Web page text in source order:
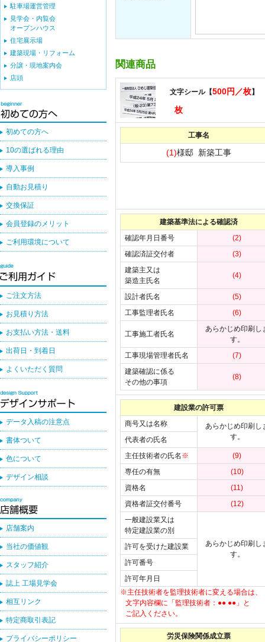
関連商品
文字シール【500円／枚】
枚
工事名
(1)様邸 新築工事
建築基準法による確認済
確認年月日番号
(2)
確認済証交付者
(3)
建築主又は
築造主氏名
(4)
設計者氏名
(5)
工事監理者氏名
(6)
工事施工者氏名
あらかじめ印刷し
す。
工事現場管理者氏名
(7)
建築確認に係る
その他の事項
(8)
建設業の許可票
商号又は名称
あらかじめ印刷し
す。
代表者の氏名
主任技術者の氏名 ※
(9)
専任の有無
(10)
資格名
(11)
資格者証交付番号
(12)
一般建設業又は
特定建設業の別
あらかじめ印刷し
す。
許可を受けた建設業
許可番号
許可年月日
※主任技術者を監理技術者に変える場合は、
文字内容欄に「監理技術者：●● ●●」と
ご記入ください。
労災保険関係成立票
駐車場運営管理
見学会・内覧会
オープンハウス
住宅展示場
建築現場・リフォーム
分譲・現地案内会
店頭
初めての方へ
10の選ばれる理由
導入事例
自動お見積り
交換保証
会員登録のメリット
ご利用環境について
ご注文方法
お見積り方法
お支払い方法・送料
出荷日・到着日
よくいただく質問
データ入稿の注意点
書体ついて
色について
デザイン相談
店舗案内
当社の価値観
スタッフ紹介
誌上 工場見学会
相互リンク
特定商取引表記
プライバシーポリシー